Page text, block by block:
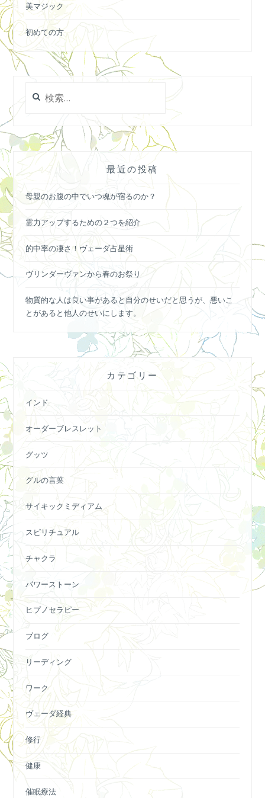
美マジック
初めての方
索:
最近の投稿
母親のお腹の中でいつ魂が宿るのか？
霊力アップするための２つを紹介
的中率の凄さ！ヴェーダ占星術
ヴリンダーヴァンから春のお祭り
物質的な人は良い事があると自分のせいだと思うが、悪いこ
とがあると他人のせいにします。
カテゴリー
インド
オーダーブレスレット
グッツ
グルの言葉
サイキックミディアム
スピリチュアル
チャクラ
パワーストーン
ヒプノセラピー
ブログ
リーディング
ワーク
ヴェーダ経典
修行
健康
催眠療法